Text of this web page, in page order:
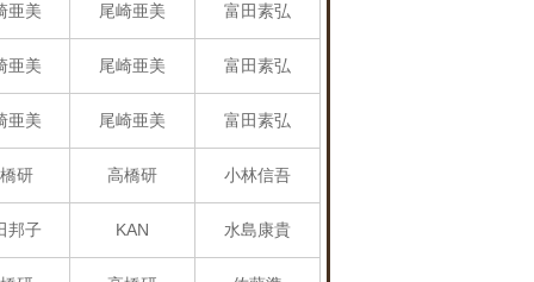
亜美 尾崎亜美 富田素弘
亜美 尾崎亜美 富田素弘
亜美 尾崎亜美 富田素弘
研 高橋研 小林信吾
邦子 KAN 水島康貴